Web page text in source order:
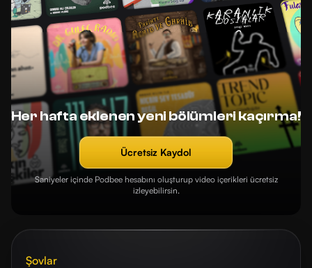
Her hafta eklenen yeni bölümleri kaçırma!
Ücretsiz Kaydol
Saniyeler içinde Podbee hesabını oluşturup video içerikleri ücretsiz
izleyebilirsin.
Şovlar